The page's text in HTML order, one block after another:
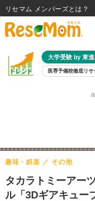
大学受験 by 東進
医専予備校徹底リサ
8月
タカラトミーアー
ル「3Dギアキュー
趣味・娯楽 その他
リセマム メンバーズ